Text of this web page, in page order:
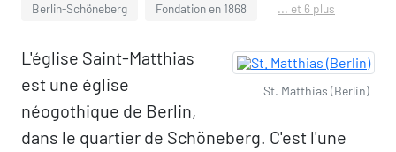
Berlin-Schöneberg Fondation en 1868 ... et 6 plus
St. Matthias (Berlin)
L'église Saint-Matthias
est une église
néogothique de Berlin,
dans le quartier de Schöneberg. C'est l'une